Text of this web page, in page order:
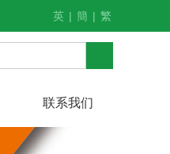
英 | 簡 | 繁
联系我们